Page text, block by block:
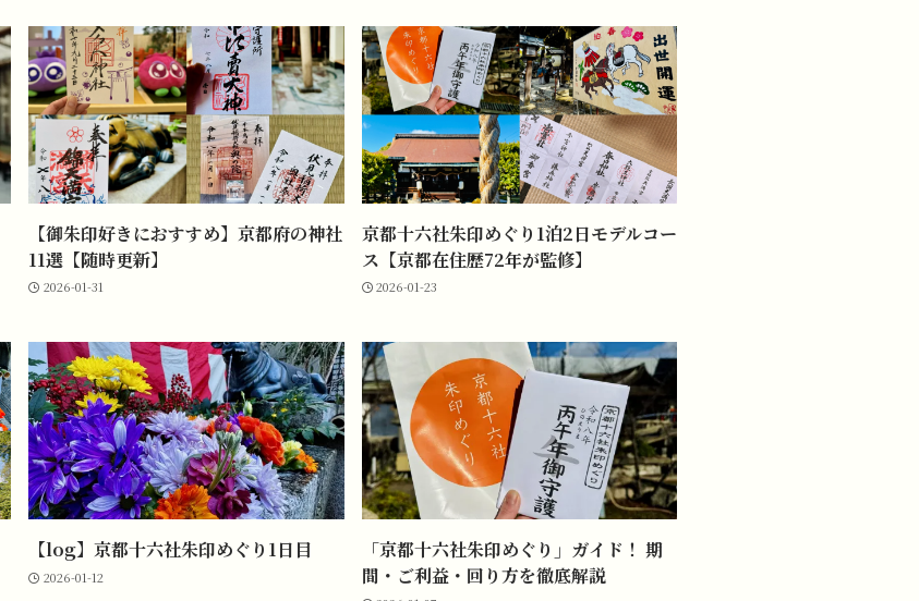
【御朱印好きにおすすめ】京都府の神社
11選【随時更新】
2026-01-31
京都十六社朱印めぐり1泊2日モデルコー
ス【京都在住歴72年が監修】
2026-01-23
【log】京都十六社朱印めぐり1日目
2026-01-12
「京都十六社朱印めぐり」ガイド！ 期
間・ご利益・回り方を徹底解説